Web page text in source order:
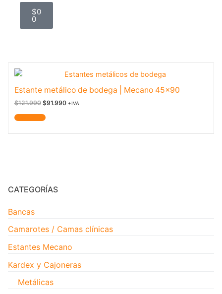
$0
0
Estante metálico de bodega | Mecano 45×90
$121.990 $91.990 +IVA
CATEGORÍAS
Bancas
Camarotes / Camas clínicas
Estantes Mecano
Kardex y Cajoneras
Metálicas